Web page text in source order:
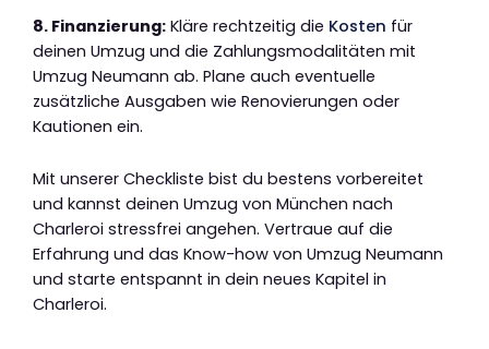
8. Finanzierung: Kläre rechtzeitig die Kosten für
deinen Umzug und die Zahlungsmodalitäten mit
Umzug Neumann ab. Plane auch eventuelle
zusätzliche Ausgaben wie Renovierungen oder
Kautionen ein.
Mit unserer Checkliste bist du bestens vorbereitet
und kannst deinen Umzug von München nach
Charleroi stressfrei angehen. Vertraue auf die
Erfahrung und das Know-how von Umzug Neumann
und starte entspannt in dein neues Kapitel in
Charleroi.